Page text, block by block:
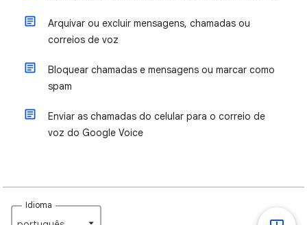
Arquivar ou excluir mensagens, chamadas ou
correios de voz
Bloquear chamadas e mensagens ou marcar como
spam
Enviar as chamadas do celular para o correio de
voz do Google Voice
Idioma